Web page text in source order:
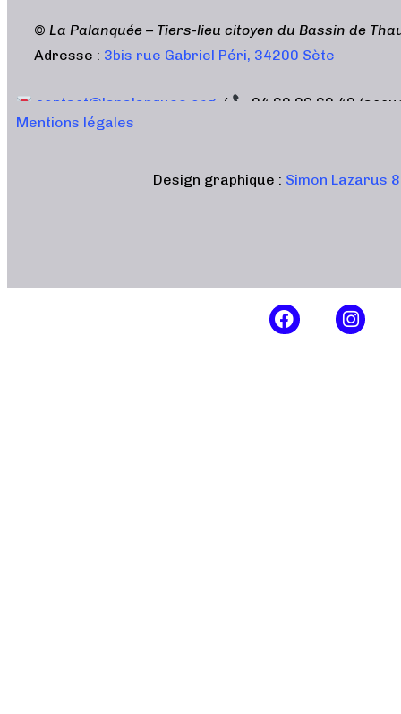
© La Palanquée – Tiers-lieu citoyen du Bassin de
Adresse : 3bis rue Gabriel Péri, 34200 Sète
contact@lapalanquee.org /
04 69 96 60 40
Mentions légales
Design graphique : Simon Lazarus